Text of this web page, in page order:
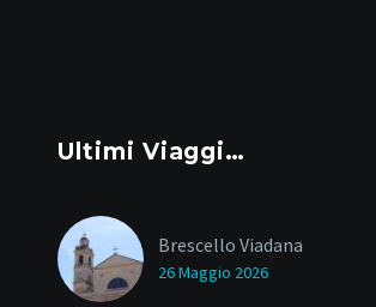
Ultimi Viaggi…
Brescello Viadana
26 Maggio 2026